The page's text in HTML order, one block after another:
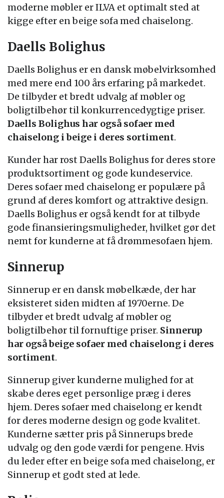
moderne møbler er ILVA et optimalt sted at
kigge efter en beige sofa med chaiselong.
Daells Bolighus
Daells Bolighus er en dansk møbelvirksomhed
med mere end 100 års erfaring på markedet.
De tilbyder et bredt udvalg af møbler og
boligtilbehør til konkurrencedygtige priser.
Daells Bolighus har også sofaer med
chaiselong i beige i deres sortiment.
Kunder har rost Daells Bolighus for deres store
produktsortiment og gode kundeservice.
Deres sofaer med chaiselong er populære på
grund af deres komfort og attraktive design.
Daells Bolighus er også kendt for at tilbyde
gode finansieringsmuligheder, hvilket gør det
nemt for kunderne at få drømmesofaen hjem.
Sinnerup
Sinnerup er en dansk møbelkæde, der har
eksisteret siden midten af 1970erne. De
tilbyder et bredt udvalg af møbler og
boligtilbehør til fornuftige priser. Sinnerup
har også beige sofaer med chaiselong i deres
sortiment.
Sinnerup giver kunderne mulighed for at
skabe deres eget personlige præg i deres
hjem. Deres sofaer med chaiselong er kendt
for deres moderne design og gode kvalitet.
Kunderne sætter pris på Sinnerups brede
udvalg og den gode værdi for pengene. Hvis
du leder efter en beige sofa med chaiselong, er
Sinnerup et godt sted at lede.